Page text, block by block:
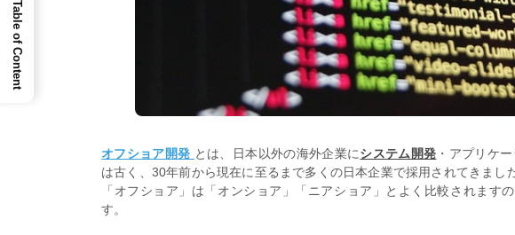
オフショア開発 とは、日本以外の海外企業にシステム開発 ・アプリケ
は古く、30年前から現在に至るまで多くの日本企業で採用されてきました
「オフショア」は「オンショア」「ニアショア」とよく比較されます
す。
Table of Content